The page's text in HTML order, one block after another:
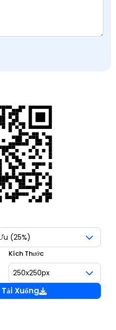
Kích Thước
Tải Xuống